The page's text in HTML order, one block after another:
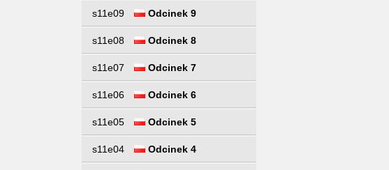
s11e09 Odcinek 9
s11e08 Odcinek 8
s11e07 Odcinek 7
s11e06 Odcinek 6
s11e05 Odcinek 5
s11e04 Odcinek 4